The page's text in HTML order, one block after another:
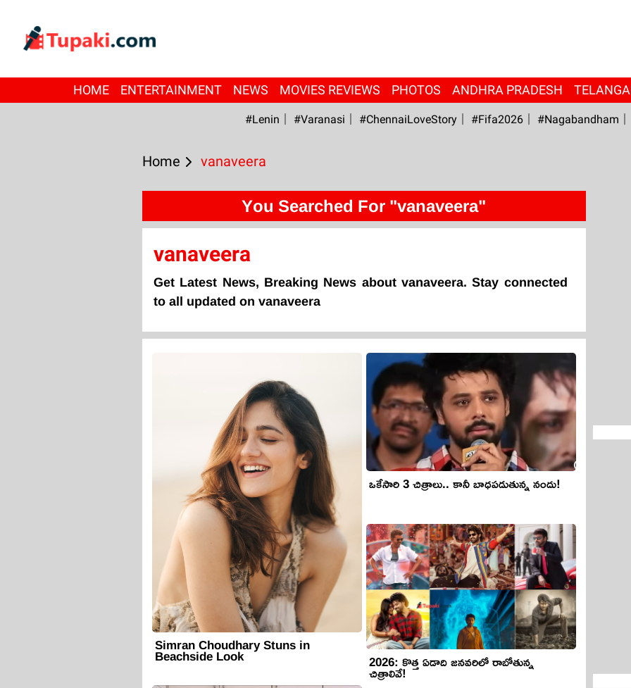
HOME ENTERTAINMENT NEWS MOVIES REVIEWS PHOTOS ANDHRA PRADESH
#Lenin #Varanasi #ChennaiLoveStory #fifa2026 #Nagabandham
Home vanaveera
You Searched For "vanaveera"
vanaveera
Get Latest News, Breaking News about vanaveera. Stay connected
to all updated on vanaveera
Simran Choudhary Stuns in
Beachside Look
ఒకేసారి 3 చిత్రాలు.. కానీ బాధపడుతున్న నందు!
2026: కొత్త ఏడాది జనవరిలో రాబోతున్న
చిత్రాలివే!